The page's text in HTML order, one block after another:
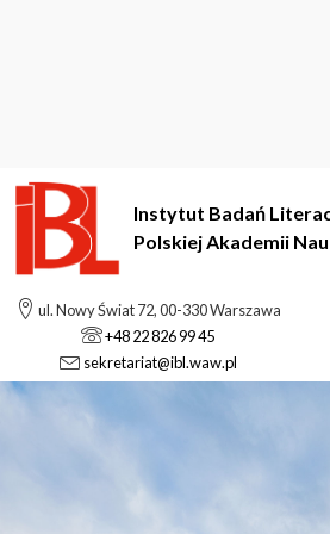
Instytut Badań
Polskiej Akademii
ul. Nowy Świat 72, 00-330 Warszawa
+48 22 826 99 45
sekretariat@ibl.waw.pl
Szukaj